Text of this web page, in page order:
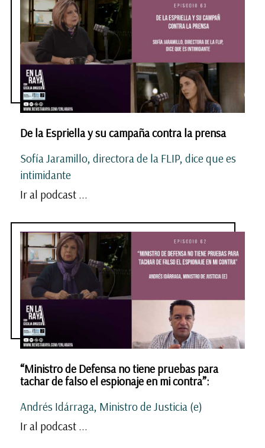
De la Espriella y su campaña contra la prensa
Sofía Jaramillo, directora de la FLIP, dice que es
intimidante
Ir al podcast ...
“Ministro de Defensa no tiene pruebas para
tachar de falso el espionaje en mi contra”:
Andrés Idárraga, Ministro de Justicia (e)
Ir al podcast ...